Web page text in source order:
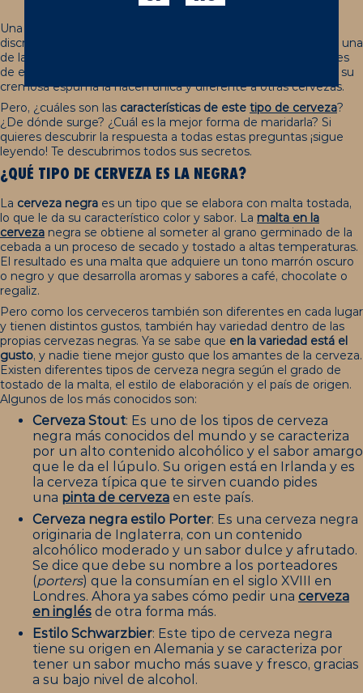
Una de las mejores características de la cerveza es que no
discrimina y mucho menos por colores. La
es una
de las variedades más populares y apreciadas por los amantes
de esta bebida milenaria. Su color oscuro, su sabor intenso y su
cremosa espuma la hacen única y diferente a otras cervezas.
Pero, ¿cuáles son las características de este tipo de cerveza?
¿De dónde surge? ¿Cuál es la mejor forma de maridarla? Si
quieres descubrir la respuesta a todas estas preguntas ¡sigue
leyendo! Te descubrimos todos sus secretos.
¿QUÉ TIPO DE CERVEZA ES LA NEGRA?
La cerveza negra es un tipo que se elabora con malta tostada,
lo que le da su característico color y sabor. La malta en la
cerveza negra se obtiene al someter al grano germinado de la
cebada a un proceso de secado y tostado a altas temperaturas.
El resultado es una malta que adquiere un tono marrón oscuro
o negro y que desarrolla aromas y sabores a café, chocolate o
regaliz.
Pero como los cerveceros también son diferentes en cada lugar
y tienen distintos gustos, también hay variedad dentro de las
propias cervezas negras. Ya se sabe que en la variedad está el
gusto, y nadie tiene mejor gusto que los amantes de la cerveza.
Existen diferentes tipos de cerveza negra según el grado de
tostado de la malta, el estilo de elaboración y el país de origen.
Algunos de los más conocidos son:
Cerveza Stout: Es uno de los tipos de cerveza
negra más conocidos del mundo y se caracteriza
por un alto contenido alcohólico y el sabor amargo
que le da el lúpulo. Su origen está en Irlanda y es
la cerveza típica que te sirven cuando pides
una pinta de cerveza en este país.
Cerveza negra estilo Porter: Es una cerveza negra
originaria de Inglaterra, con un contenido
alcohólico moderado y un sabor dulce y afrutado.
Se dice que debe su nombre a los porteadores
(porters) que la consumían en el siglo XVIII en
Londres. Ahora ya sabes cómo pedir una cerveza
en inglés de otra forma más.
Estilo Schwarzbier: Este tipo de cerveza negra
tiene su origen en Alemania y se caracteriza por
tener un sabor mucho más suave y fresco, gracias
a su bajo nivel de alcohol.